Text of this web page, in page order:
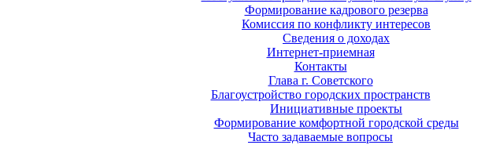
Формирование кадрового резерва
Комиссия по конфликту интересов
Сведения о доходах
Интернет-приемная
Контакты
Глава г. Советского
Благоустройство городских пространств
Инициативные проекты
Формирование комфортной городской среды
Часто задаваемые вопросы